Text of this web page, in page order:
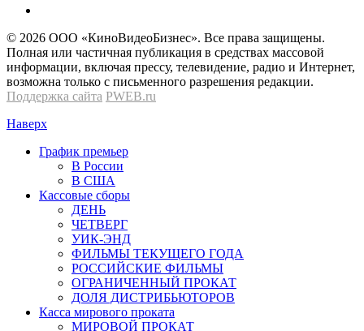
© 2026 OOО «КиноВидеоБизнес». Все права защищены.
Полная или частичная публикация в средствах массовой
информации, включая прессу, телевидение, радио и Интернет,
возможна только с письменного разрешения редакции.
Поддержка сайта PWEB.ru
Наверх
График премьер
В России
В США
Кассовые сборы
ДЕНЬ
ЧЕТВЕРГ
УИК-ЭНД
ФИЛЬМЫ ТЕКУЩЕГО ГОДА
РОССИЙСКИЕ ФИЛЬМЫ
ОГРАНИЧЕННЫЙ ПРОКАТ
ДОЛЯ ДИСТРИБЬЮТОРОВ
Касса мирового проката
МИРОВОЙ ПРОКАТ